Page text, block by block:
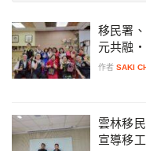
移民署
元共融
作者 SAKI
雲林移
宣導移